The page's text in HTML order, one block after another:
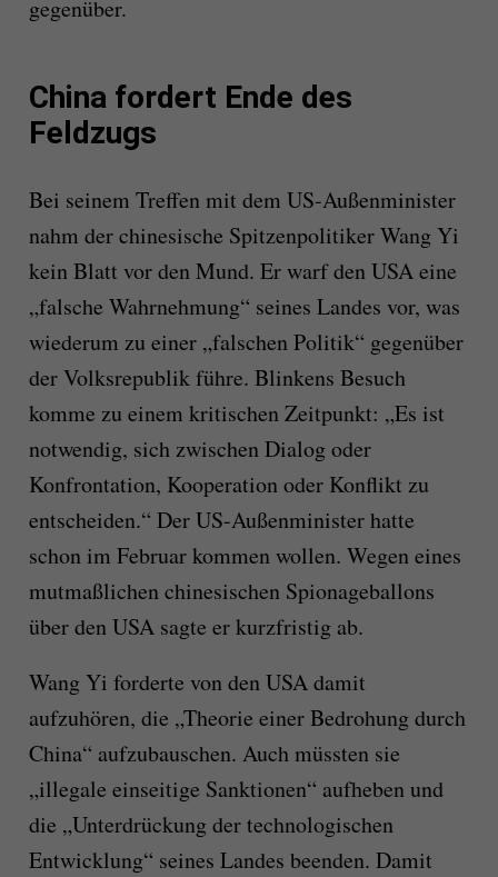
gegenüber.
China fordert Ende des
Feldzugs
Bei seinem Treffen mit dem US-Außenminister
nahm der chinesische Spitzenpolitiker Wang Yi
kein Blatt vor den Mund. Er warf den USA eine
„falsche Wahrnehmung“ seines Landes vor, was
wiederum zu einer „falschen Politik“ gegenüber
der Volksrepublik führe. Blinkens Besuch
komme zu einem kritischen Zeitpunkt: „Es ist
notwendig, sich zwischen Dialog oder
Konfrontation, Kooperation oder Konflikt zu
entscheiden.“ Der US-Außenminister hatte
schon im Februar kommen wollen. Wegen eines
mutmaßlichen chinesischen Spionageballons
über den USA sagte er kurzfristig ab.
Wang Yi forderte von den USA damit
aufzuhören, die „Theorie einer Bedrohung durch
China“ aufzubauschen. Auch müssten sie
„illegale einseitige Sanktionen“ aufheben und
die „Unterdrückung der technologischen
Entwicklung“ seines Landes beenden. Damit